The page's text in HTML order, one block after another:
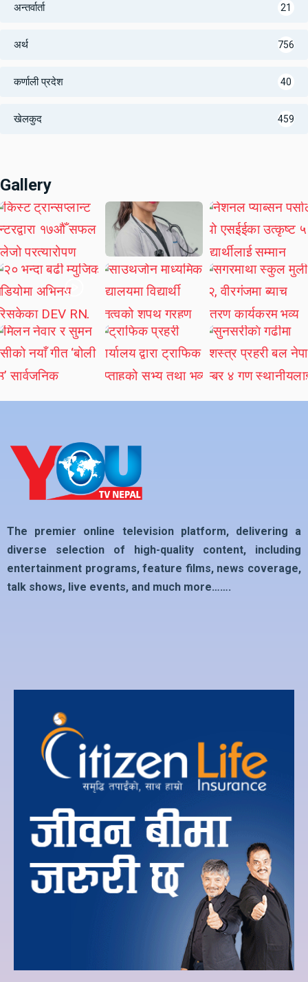
अन्तर्वार्ता 21
अर्थ 756
कर्णाली प्रदेश 40
खेलकुद 459
Gallery
The premier online television platform, delivering a
diverse selection of high-quality content, including
entertainment programs, feature films, news coverage,
talk shows, live events, and much more…….